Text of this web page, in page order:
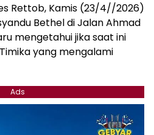
Rettob, Kamis (23/4//2026)
Bethel di Jalan Ahmad
mengetahui jika saat ini
yang mengalami
Ads